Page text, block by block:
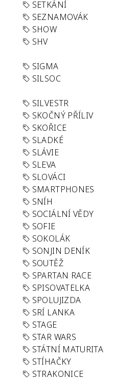
SETKÁNÍ
SEZNAMOVÁK
SHOW
SHV
SIGMA
SILSOC
SILVESTR
SKOČNÝ PŘÍLIV
SKOŘICE
SLADKÉ
SLÁVIE
SLEVA
SLOVÁCI
SMARTPHONES
SNÍH
SOCIÁLNÍ VĚDY
SOFIE
SOKOLÁK
SONJIN DENÍK
SOUTĚŽ
SPARTAN RACE
SPISOVATELKA
SPOLUJIZDA
SRÍ LANKA
STAGE
STAR WARS
STÁTNÍ MATURITA
STÍHAČKY
STRAKONICE